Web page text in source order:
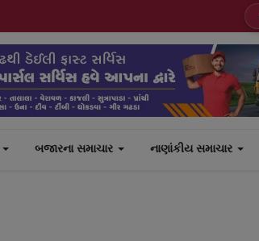
બજારના સમાચાર નાણાંકીય સમાચાર